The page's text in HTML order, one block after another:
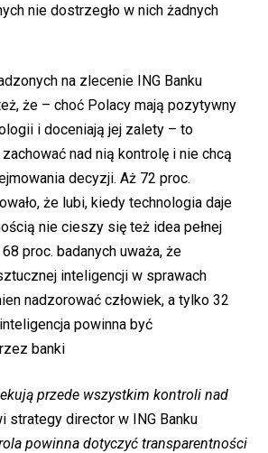
nie dostrzegło w nich żadnych
na zlecenie ING Banku
że – choć Polacy mają pozytywny
i doceniają jej zalety – to
nad nią kontrolę i nie chcą
decyzji. Aż 72 proc.
że lubi, kiedy technologia daje
nie cieszy się też idea pełnej
proc. badanych uważa, że
inteligencji w sprawach
nadzorować człowiek, a tylko 32
powinna być
banki
przede wszystkim kontroli nad
strategy director w ING Banku
powinna dotyczyć transparentności